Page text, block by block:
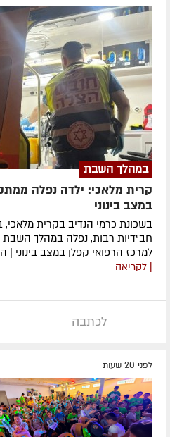
במהלך השבת
קרית מלאכי: ילדה נפלה
במצב בינוני
בשכונת כרמי הנדיב בקרית
למרכז הרפואי קפלן במצב בינוני
| לקריאה
לכתבה
לפני 20 שעות